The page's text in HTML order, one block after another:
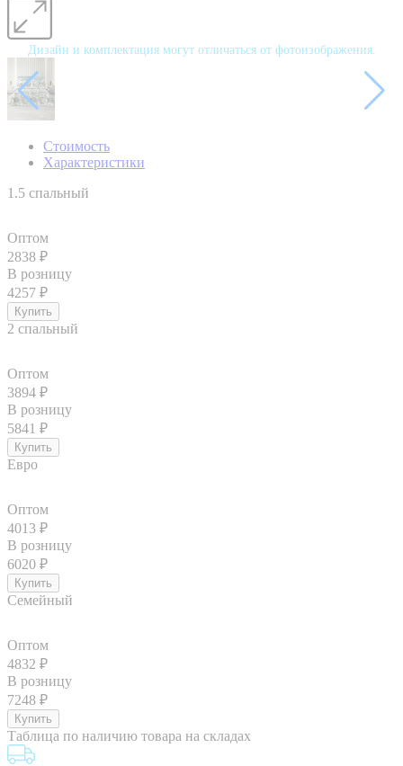
Дизайн и комплектация могут отличаться от фотоизображения.
Стоимость
Характеристики
1.5 спальный
Оптом
2838 ₽
В розницу
4257 ₽
2 спальный
Оптом
3894 ₽
В розницу
5841 ₽
Евро
Оптом
4013 ₽
В розницу
6020 ₽
Семейный
Оптом
4832 ₽
В розницу
7248 ₽
Таблица по наличию товара на складах